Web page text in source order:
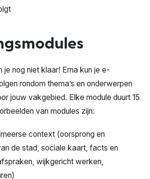
nog niet klaar! Erna kun je e-
rondom thema’s en onderwerpen
jouw vakgebied. Elke module duurt 15
van modules zijn:
context (oorsprong en
de stad, sociale kaart, facts en
wijkgericht werken,